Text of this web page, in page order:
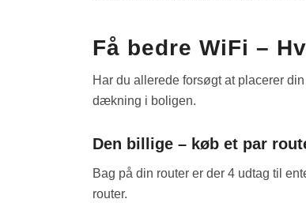
Få bedre WiFi –
Har du allerede forsøgt at placerer
dækning i boligen.
Den billige – køb et par
Bag på din router er der 4 udtag til
router.